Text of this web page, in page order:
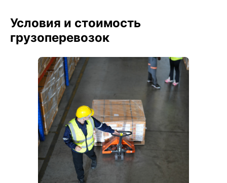
Условия и стоимость
грузоперевозок